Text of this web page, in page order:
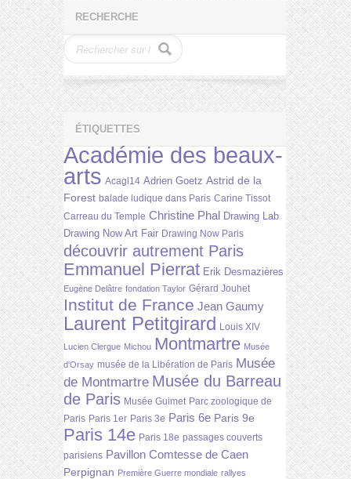
RECHERCHE
ÉTIQUETTES
Académie des beaux-
arts Acagl14 Adrien Goetz Astrid de la
Forest balade ludique dans Paris Carine Tissot
Carreau du Temple Christine Phal Drawing Lab
Drawing Now Art Fair Drawing Now Paris
découvrir autrement Paris
Emmanuel Pierrat Erik Desmazières
Eugène Delâtre fondation Taylor Gérard Jouhet
Institut de France Jean Gaumy
Laurent Petitgirard Louis XIV
Lucien Clergue Michou Montmartre Musée
d'Orsay musée de la Libération de Paris Musée
de Montmartre Musée du Barreau
de Paris Musée Guimet Parc zoologique de
Paris Paris 1er Paris 3e Paris 6e Paris 9e
Paris 14e Paris 18e passages couverts
parisiens Pavillon Comtesse de Caen
Perpignan Première Guerre mondiale rallyes